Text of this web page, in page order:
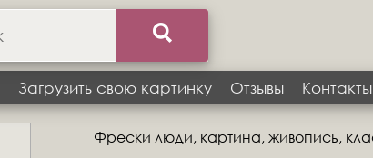
Загрузить свою картинку Отзывы Контакты
Фрески люди, картина, живопись,